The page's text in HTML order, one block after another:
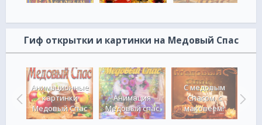
Гиф открытки и картинки на Медовый Спас
Анимационные
картинки
Медовый Спас
Анимация
Медовый спас
С медовым
Спасом, с
маковеем!